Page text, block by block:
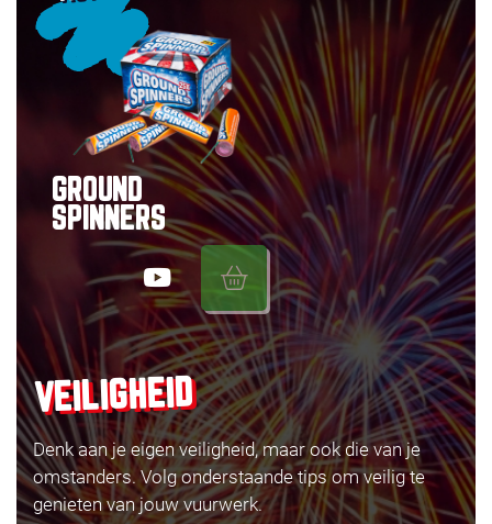
GROUND
SPINNERS
VEILIGHEID
Denk aan je eigen veiligheid, maar ook die van je
omstanders. Volg onderstaande tips om veilig te
genieten van jouw vuurwerk.